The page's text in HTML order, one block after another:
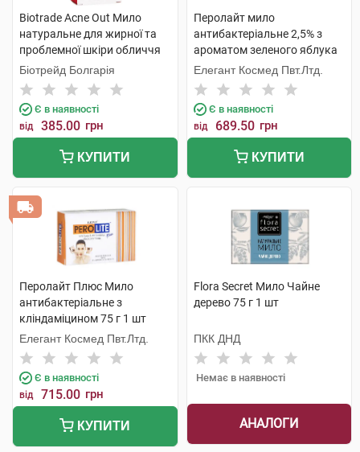
Biotrade Acne Out Мило
натуральне для жирної та
проблемної шкіри обличчя
та тіла 100 г 1 шт
Біотрейд Болгарія
Є в наявності
від 385.00 грн
КУПИТИ
Перолайт мило
антибактеріальне 2,5% з
ароматом зеленого яблука
75 г 1 шт
Елегант Космед Пвт.Лтд.
Є в наявності
від 689.50 грн
КУПИТИ
Перолайт Плюс Мило
антибактеріальне з
кліндаміцином 75 г 1 шт
Елегант Космед Пвт.Лтд.
Є в наявності
від 715.00 грн
КУПИТИ
Flora Secret Мило Чайне
дерево 75 г 1 шт
ПКК ДНД
Немає в наявності
АНАЛОГИ